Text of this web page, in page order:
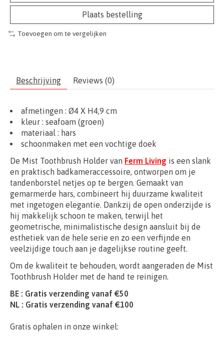
Plaats bestelling
Toevoegen om te vergelijken
Beschrijving Reviews (0)
afmetingen : Ø4 X H4,9 cm
kleur : seafoam (groen)
materiaal : hars
schoonmaken met een vochtige doek
De Mist Toothbrush Holder van Ferm Living is een slank
en praktisch badkameraccessoire, ontworpen om je
tandenborstel netjes op te bergen. Gemaakt van
gemarmerde hars, combineert hij duurzame kwaliteit
met ingetogen elegantie. Dankzij de open onderzijde is
hij makkelijk schoon te maken, terwijl het
geometrische, minimalistische design aansluit bij de
esthetiek van de hele serie en zo een verfijnde en
veelzijdige touch aan je dagelijkse routine geeft.
Om de kwaliteit te behouden, wordt aangeraden de Mist
Toothbrush Holder met de hand te reinigen.
BE : Gratis verzending vanaf €50
NL : Gratis verzending vanaf €100
Gratis ophalen in onze winkel: